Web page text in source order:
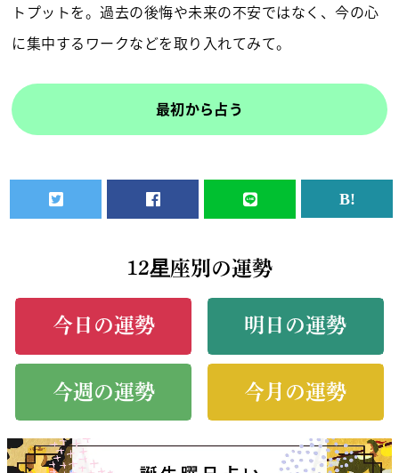
トプットを。過去の後悔や未来の不安ではなく、今の心
に集中するワークなどを取り入れてみて。
最初から占う
12星座別の運勢
今日の運勢 明日の運勢
今週の運勢 今月の運勢